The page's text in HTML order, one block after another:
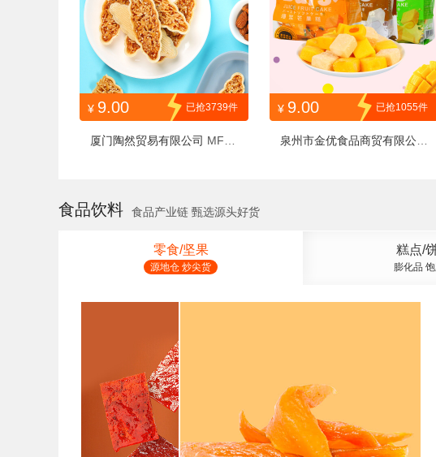
¥ 9.00 已抢3739件
厦门陶然贸易有限公司 MFXY
¥ 9.00 已抢1055件
泉州市金优食品商贸有限公司
食品饮料 食品产业链 甄选源头好货
零食/坚果
源地仓 炒尖货
糕点/
膨化品